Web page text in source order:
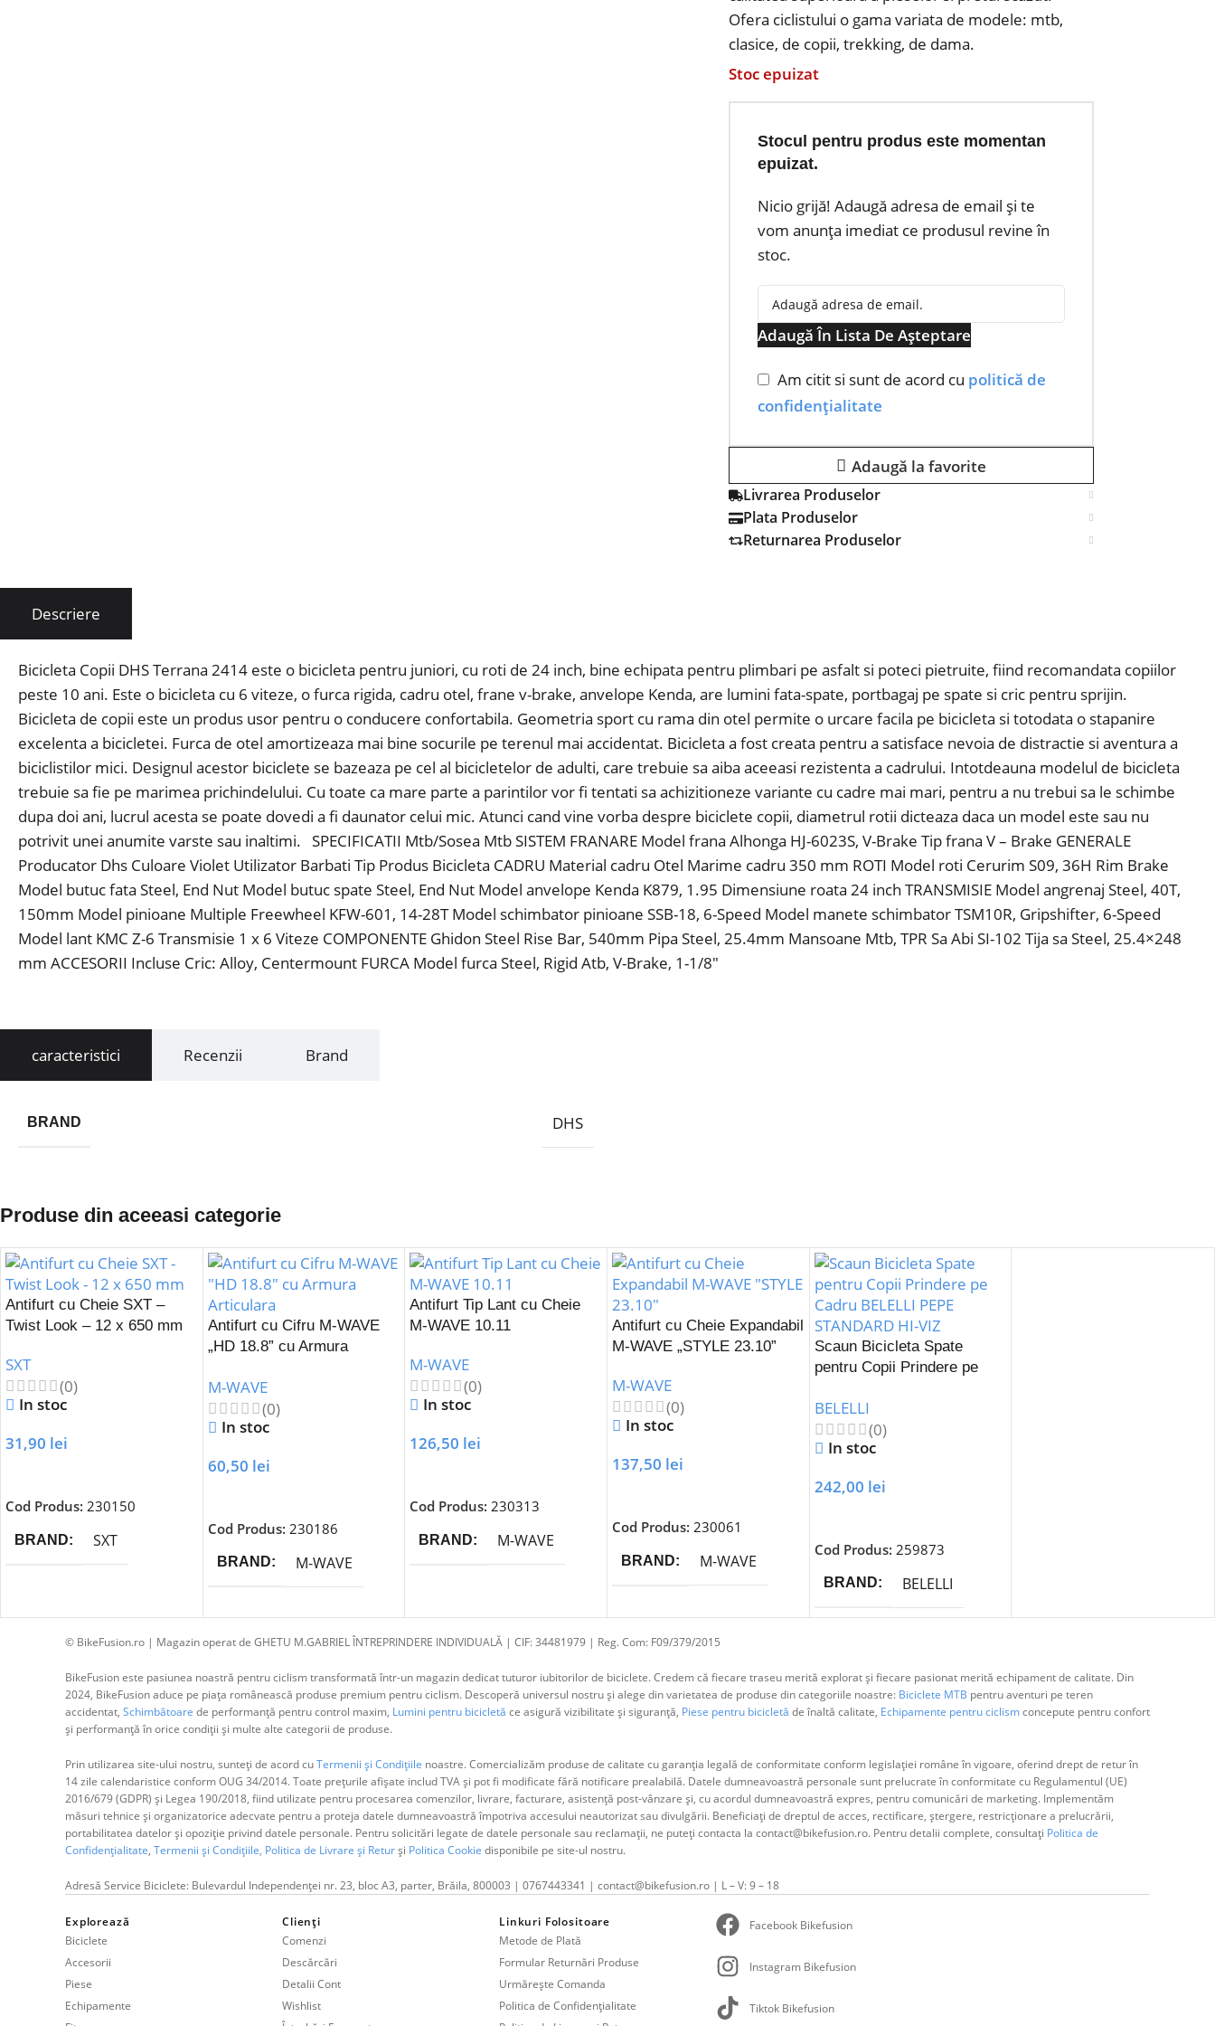
Ofera ciclistului o gama variata de modele: mtb,
clasice, de copii, trekking, de dama.
Stoc epuizat
Stocul pentru produs este momentan
epuizat.
Nicio grijă! Adaugă adresa de email și te
vom anunța imediat ce produsul revine în
stoc.
Adaugă În Lista De Așteptare
Am citit si sunt de acord cu politică de
confidențialitate
Adaugă la favorite
Livrarea Produselor
Plata Produselor
Returnarea Produselor
Descriere
Bicicleta Copii DHS Terrana 2414 este o bicicleta pentru juniori, cu roti de 24 inch, bine echipata pentru plimbari pe asfalt si poteci pietruite, fiind recomandata copiilor
peste 10 ani. Este o bicicleta cu 6 viteze, o furca rigida, cadru otel, frane v-brake, anvelope Kenda, are lumini fata-spate, portbagaj pe spate si cric pentru sprijin.
Bicicleta de copii este un produs usor pentru o conducere confortabila. Geometria sport cu rama din otel permite o urcare facila pe bicicleta si totodata o stapanire
excelenta a bicicletei. Furca de otel amortizeaza mai bine socurile pe terenul mai accidentat. Bicicleta a fost creata pentru a satisface nevoia de distractie si aventura a
biciclistilor mici. Designul acestor biciclete se bazeaza pe cel al bicicletelor de adulti, care trebuie sa aiba aceeasi rezistenta a cadrului. Intotdeauna modelul de bicicleta
trebuie sa fie pe marimea prichindelului. Cu toate ca mare parte a parintilor vor fi tentati sa achizitioneze variante cu cadre mai mari, pentru a nu trebui sa le schimbe
dupa doi ani, lucrul acesta se poate dovedi a fi daunator celui mic. Atunci cand vine vorba despre biciclete copii, diametrul rotii dicteaza daca un model este sau nu
potrivit unei anumite varste sau inaltimi. SPECIFICATII Mtb/Sosea Mtb SISTEM FRANARE Model frana Alhonga HJ-6023S, V-Brake Tip frana V – Brake GENERALE
Producator Dhs Culoare Violet Utilizator Barbati Tip Produs Bicicleta CADRU Material cadru Otel Marime cadru 350 mm ROTI Model roti Cerurim S09, 36H Rim Brake
Model butuc fata Steel, End Nut Model butuc spate Steel, End Nut Model anvelope Kenda K879, 1.95 Dimensiune roata 24 inch TRANSMISIE Model angrenaj Steel, 40T,
150mm Model pinioane Multiple Freewheel KFW-601, 14-28T Model schimbator pinioane SSB-18, 6-Speed Model manete schimbator TSM10R, Gripshifter, 6-Speed
Model lant KMC Z-6 Transmisie 1 x 6 Viteze COMPONENTE Ghidon Steel Rise Bar, 540mm Pipa Steel, 25.4mm Mansoane Mtb, TPR Sa Abi SI-102 Tija sa Steel, 25.4×248
mm ACCESORII Incluse Cric: Alloy, Centermount FURCA Model furca Steel, Rigid Atb, V-Brake, 1-1/8″
caracteristici Recenzii Brand
BRAND DHS
Produse din aceeasi categorie
Antifurt cu Cheie SXT –
Twist Look – 12 x 650 mm
SXT
(0)
In stoc
31,90 lei
Cod Produs: 230150
BRAND SXT
Antifurt cu Cifru M-WAVE
„HD 18.8” cu Armura
M-WAVE
(0)
In stoc
60,50 lei
Cod Produs: 230186
BRAND M-WAVE
Antifurt Tip Lant cu Cheie
M-WAVE 10.11
M-WAVE
(0)
In stoc
126,50 lei
Cod Produs:230313
BRAND M-WAVE
Antifurt cu Cheie Expandabil
M-WAVE „STYLE 23.10”
M-WAVE
(0)
In stoc
137,50 lei
Cod Produs: 230061
BRAND M-WAVE
Scaun Bicicleta Spate
pentru Copii Prindere pe
STANDARD HI-VIZ
BELELLI
(0)
In stoc
242,00 lei
Cod Produs: 259873
BRAND BELELLI
© BikeFusion.ro | Magazin operat de GHETU M.GABRIEL ÎNTREPRINDERE INDIVIDUALĂ | CIF: 34481979 | Reg. Com: F09/379/2015
BikeFusion este pasiunea noastră pentru ciclism transformată într-un magazin dedicat tuturor iubitorilor de biciclete. Credem că fiecare traseu merită explorat și fiecare pasionat merită echipament de calitate. Din
2024, BikeFusion aduce pe piața românească produse premium pentru ciclism. Descoperă universul nostru și alege din varietatea de produse din categoriile noastre:Biciclete MTB pentru aventuri pe teren
accidentat, Schimbătoare de performanță pentru control maxim, Lumini pentru bicicletă ce asigură vizibilitate și siguranță, Piese pentru bicicletă de înaltă calitate, Echipamente pentru ciclismconcepute pentru confort
și performanță în orice condiții și multe alte categorii de produse.
Prin utilizarea site-ului nostru, sunteți de acord cuTermenii și Condițiile noastre. Comercializăm produse de calitate cu garanția legală de conformitate conform legislației române în vigoare, oferind drept de retur în
14 zile calendaristice conform OUG 34/2014. Toate prețurile afișate includ TVA și pot fi modificate fără notificare prealabilă. Datele dumneavoastră personale sunt prelucrate în conformitate cu Regulamentul (UE)
2016/679 (GDPR) și Legea 190/2018, fiind utilizate pentru procesarea comenzilor, livrare, facturare, asistență post-vânzare și, cu acordul dumneavoastră expres, pentru comunicări de marketing. Implementăm
măsuri tehnice și organizatorice adecvate pentru a proteja datele dumneavoastră împotriva accesului neautorizat sau divulgării. Beneficiați de dreptul de acces, rectificare, ștergere, restricționare a prelucrării,
portabilitatea datelor și opoziție privind datele personale. Pentru solicitări legate de datele personale sau reclamații, ne puteți contacta la contact@bikefusion.ro. Pentru detalii complete, consultați Politica de
Confidențialitate, Termenii și Condițiile, Politica de Livrare și Returși Politica Cookie disponibile pe site-ul nostru.
Adresă Service Biciclete: Bulevardul Independenței nr. 23, bloc A3, parter, Brăila, 800003 | 0767443341 | contact@bikefusion.ro | L – V: 9 – 18
Explorează
Biciclete
Accesorii
Piese
Echipamente
Clienți
Comenzi
Descărcări
Detalii Cont
Wishlist
Linkuri Folositoare
Metode de Plată
Formular Returnări Produse
Urmărește Comanda
Politica de Confidențialitate
Facebook Bikefusion
Instagram Bikefusion
Tiktok Bikefusion